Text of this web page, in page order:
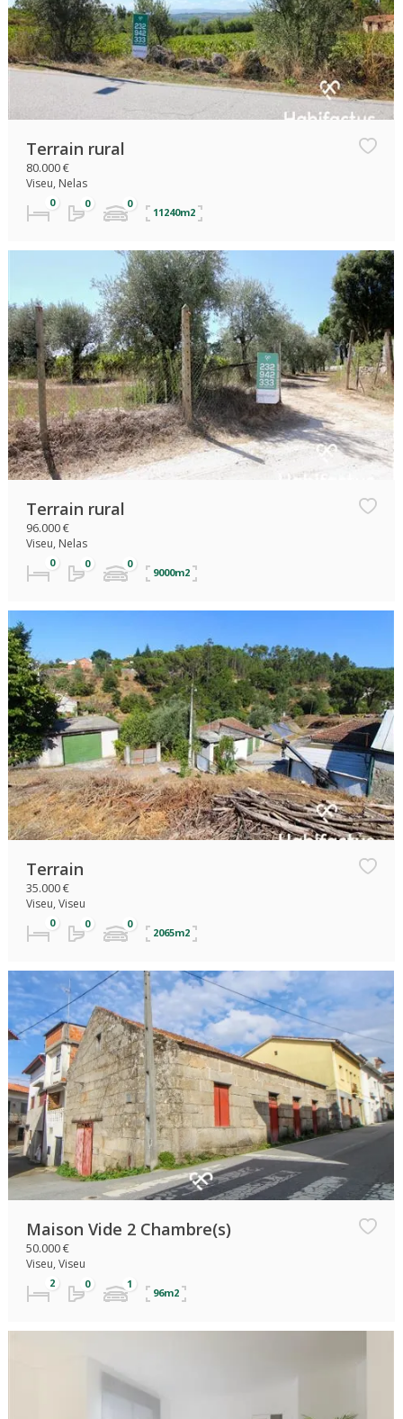
Terrain rural
80.000 €
Viseu, Nelas
11240m2
Terrain rural
96.000 €
Viseu, Nelas
9000m2
Terrain
35.000 €
Viseu, Viseu
2065m2
Maison Vide 2 Chambre(s)
50.000 €
Viseu, Viseu
96m2